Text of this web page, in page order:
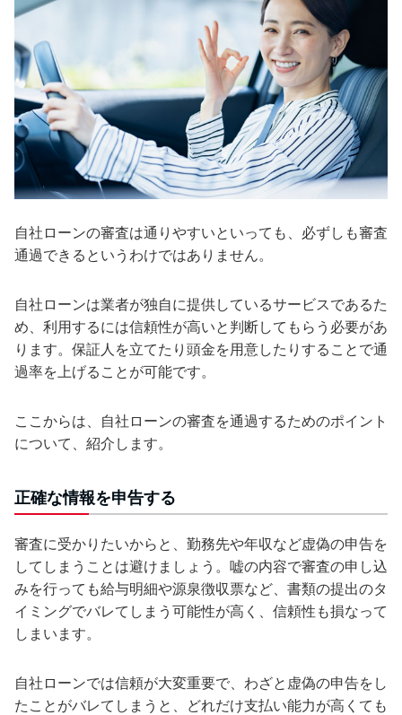
自社ローンの審査は通りやすいといっても、必ずしも審査
通過できるというわけではありません。
自社ローンは業者が独自に提供しているサービスであるた
め、利用するには信頼性が高いと判断してもらう必要があ
ります。保証人を立てたり頭金を用意したりすることで通
過率を上げることが可能です。
ここからは、自社ローンの審査を通過するためのポイント
について、紹介します。
正確な情報を申告する
審査に受かりたいからと、勤務先や年収など虚偽の申告を
してしまうことは避けましょう。嘘の内容で審査の申し込
みを行っても給与明細や源泉徴収票など、書類の提出のタ
イミングでバレてしまう可能性が高く、信頼性も損なって
しまいます。
自社ローンでは信頼が大変重要で、わざと虚偽の申告をし
たことがバレてしまうと、どれだけ支払い能力が高くても